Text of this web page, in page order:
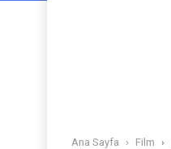
Ana Sayfa Film